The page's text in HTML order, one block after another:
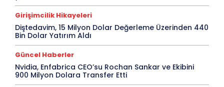
Girişimcilik Hikayeleri
Diştedavim, 15 Milyon Dolar Değerleme Üzerinden 440
Bin Dolar Yatırım Aldı
Güncel Haberler
Nvidia, Enfabrica CEO’su Rochan Sankar ve Ekibini
900 Milyon Dolara Transfer Etti